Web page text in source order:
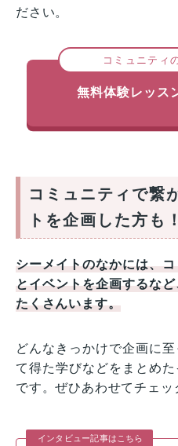
ださい。
コミュニティ
無料体験レッス
コミュニティで繋
トを企画した方も！
シーメイトのなかには、
とイベントを企画するな
たくさんいます。
どんなきっかけで企画に
て得た学びなどをまとめ
です。ぜひあわせてチェッ
インタビュー記事はこちら